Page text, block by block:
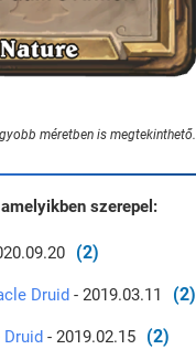
méretben is megtekinthető.
szerepel:
(2)
Druid - 2019.03.11 (2)
- 2019.02.15 (2)